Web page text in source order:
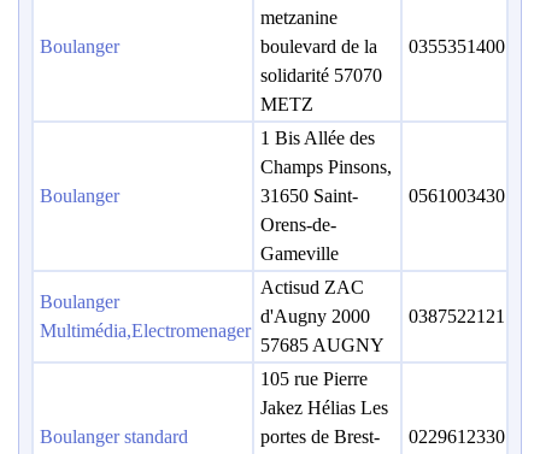
Boulanger
metzanine
boulevard de la
solidarité 57070
METZ
0355351400
Boulanger
1 Bis Allée des
Champs Pinsons,
31650 Saint-
Orens-de-
Gameville
0561003430
Boulanger
Multimédia,Electromenager
Actisud ZAC
d'Augny 2000
57685 AUGNY
0387522121
Boulanger standard
105 rue Pierre
Jakez Hélias Les
portes de Brest-
0229612330